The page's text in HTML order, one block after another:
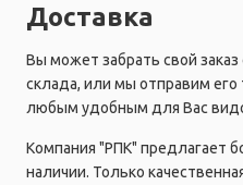
Доставка
Вы может забрать свой
склада, или мы отправим
любым удобным для Вас
Компания "РПК" предлагает
наличии. Только